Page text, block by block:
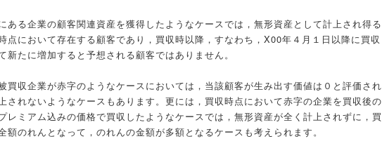
ある企業の顧客関連資産を獲得したようなケースでは，無形資産として計上され得る
点において存在する顧客であり，買収時以降，すなわち，X00年４月１日以降に買収
新たに増加すると予想される顧客ではありません。
買収企業が赤字のようなケースにおいては，当該顧客が生み出す価値は０と評価され
されないようなケースもあります。更には，買収時点において赤字の企業を買収後の
レミアム込みの価格で買収したようなケースでは，無形資産が全く計上されずに，買
額のれんとなって，のれんの金額が多額となるケースも考えられます。